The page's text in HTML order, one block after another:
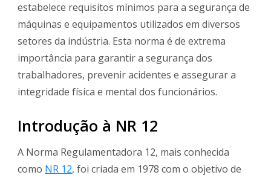
estabelece requisitos mínimos para a segurança de
máquinas e equipamentos utilizados em diversos
setores da indústria. Esta norma é de extrema
importância para garantir a segurança dos
trabalhadores, prevenir acidentes e assegurar a
integridade física e mental dos funcionários.
Introdução à NR 12
A Norma Regulamentadora 12, mais conhecida
como NR 12, foi criada em 1978 com o objetivo de